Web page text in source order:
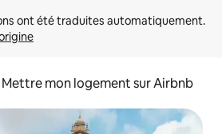
Mettre mon logement sur Airbnb